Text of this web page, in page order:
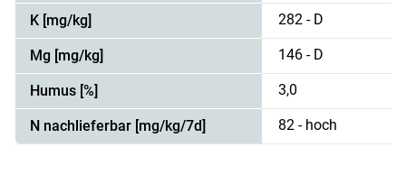
K [mg/kg] 282 - D
Mg [mg/kg] 146 - D
Humus [%] 3,0
N nachlieferbar [mg/kg/7d] 82 - hoch